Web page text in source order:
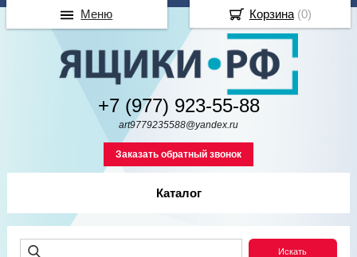
+7 (977) 923-55-88
art9779235588@yandex.ru
Заказать обратный звонок
Каталог
Корзина(0)
Меню